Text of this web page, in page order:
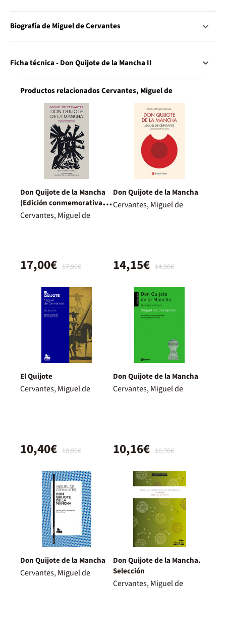
Biografía de Miguel de Cervantes
Ficha técnica - Don Quijote de la Mancha II
Productos relacionados Cervantes, Miguel de
Don Quijote de la Mancha
(Edición conmemorativa de
la RAE y la ASALE)
Cervantes, Miguel de
17,90€
17,00€
Don Quijote de la Mancha
Cervantes, Miguel de
14,90€
14,15€
El Quijote
Cervantes, Miguel de
10,95€
10,40€
Don Quijote de la Mancha
Cervantes, Miguel de
10,70€
10,16€
Don Quijote de la Mancha
Cervantes, Miguel de
Don Quijote de la Mancha.
Selección
Cervantes, Miguel de